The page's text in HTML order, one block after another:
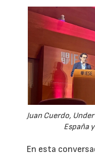
Juan Cuerdo,
España
En esta